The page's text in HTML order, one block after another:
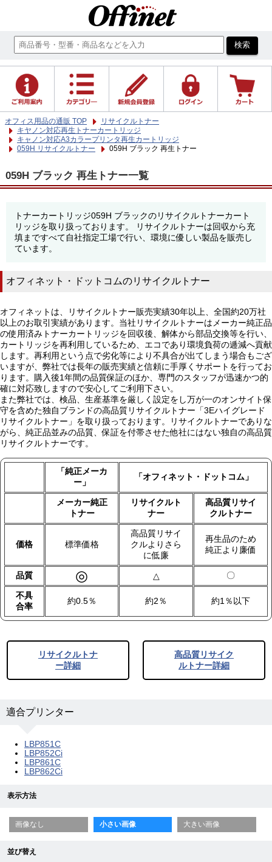
オフィス用品の通販 TOP
リサイクルトナー
キヤノン対応再生トナーカートリッジ
キャノン対応A3カラープリンタ再生カートリッジ
059H リサイクルトナー
059H ブラック 再生トナー
059H ブラック 再生トナー一覧
トナーカートリッジ059H ブラックのリサイクルトナーカート
リッジを取り扱っております。 リサイクルトナーは回収から充
填まですべて自社指定工場で行い、環境に優しい製品を販売し
ています。
オフィネット・ドットコムのリサイクルトナー
オフィネットは、リサイクルトナー販売実績30年以上、全国約20万社
以上のお取引実績があります。当社リサイクルトナーはメーカー純正品
の使用済みトナーカートリッジを回収後、解体から部品交換等を行い、
カートリッジを再利用しているため、エコであり環境負荷の逓減へ貢献
します。再利用という点で劣化等により不具合が出てしまう場合もござ
いますが、弊社では長年の販売実績と信頼に手厚くサポートを行ってお
ります。購入後1年間の品質保証のほか、専門のスタッフが迅速かつ的
確に対応致しますので安心してご利用下さい。
また弊社では、検品、生産基準を厳しく設定をし万が一のオンサイト保
守を含めた独自ブランドの高品質リサイクルトナー「3Eハイグレード
リサイクルトナー」を取り扱っております。リサイクルトナーでありな
がら、純正品並みの品質、保証を付帯させた他社にはない独自の高品質
リサイクルトナーです。
「純正メーカ
ー」
「オフィネット・ドットコム」
メーカー純正
トナー
リサイクルト
ナー
高品質リサイ
クルトナー
価格 標準価格
高品質リサイ
クルよりさら
に低廉
再生品のため
純正より廉価
品質 ◎ △ 〇
不具
合率
約0.5％ 約2％ 約1％以下
リサイクルトナ
ー詳細
高品質リサイク
ルトナー詳細
適合プリンター
LBP851C
LBP852Ci
LBP861C
LBP862Ci
表示方法
画像なし 小さい画像 大きい画像
並び替え